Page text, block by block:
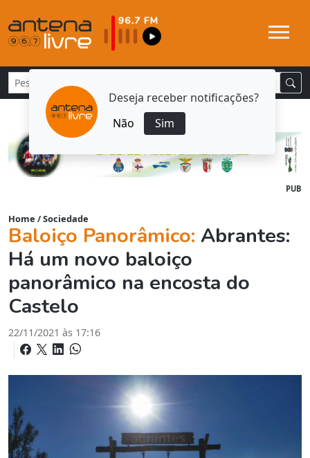
Deseja receber notificações?
Não
Sim
PUB
Home /Sociedade
Baloiço Panorâmico: Abrantes:
Há um novo baloiço
panorâmico na encosta do
Castelo
22/11/2021 às 17:16